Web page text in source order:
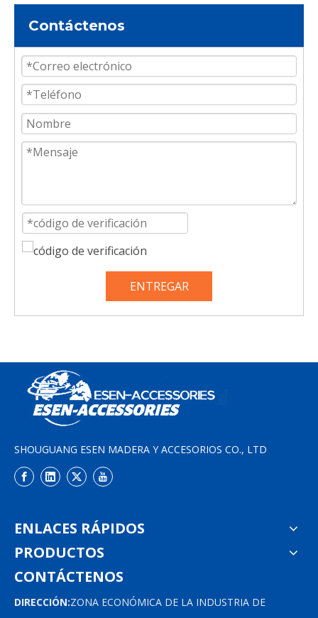
Contáctenos
ENTREGAR
SHOUGUANG ESEN MADERA Y ACCESORIOS CO., LTD
ENLACES RÁPIDOS
PRODUCTOS
CONTÁCTENOS
DIRECCIÓN:ZONA ECONÓMICA DE LA INDUSTRIA DE